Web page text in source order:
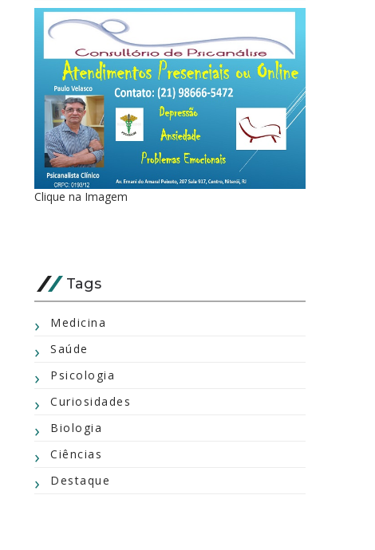
Clique na Imagem
Tags
Medicina
Saúde
Psicologia
Curiosidades
Biologia
Ciências
Destaque